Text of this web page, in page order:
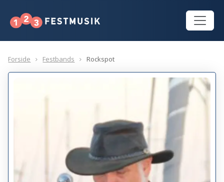
Forside Festbands Rockspot